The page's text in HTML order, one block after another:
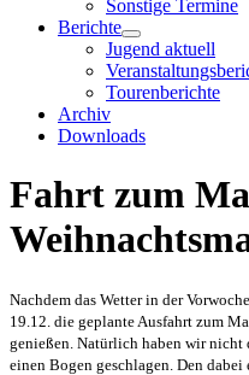
Sonstige Termine
Berichte
Jugend aktuell
Tourenberichte
Archiv
Downloads
Fahrt zum
Nachdem das Wetter in der
19.12. die geplante Ausfahrt zum
genießen. Natürlich haben wir nicht
einen Bogen geschlagen. Den